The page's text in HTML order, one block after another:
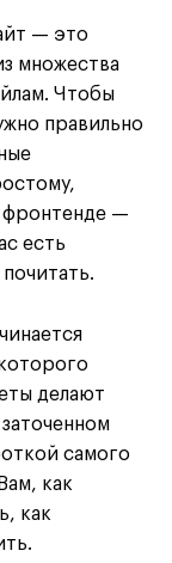
— это
множества
Чтобы
правильно
—
есть
делают
самого
как
как